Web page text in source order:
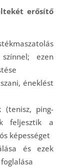
erősítő
ezen
éneklést
(tenisz, ping-
feljesztik a
képességet
és ezek